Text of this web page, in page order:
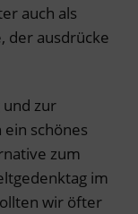
auch als
der ausdrücke
und zur
schönes
zum
im
wir öfter